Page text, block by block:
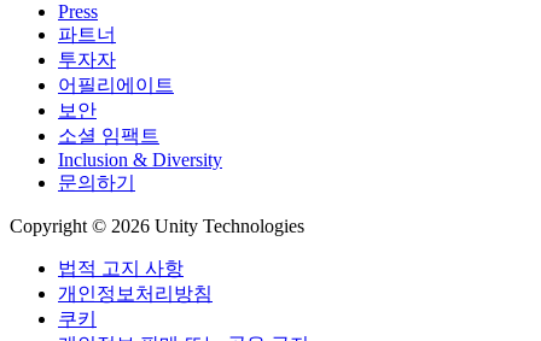
Press
파트너
투자자
어필리에이트
보안
소셜 임팩트
Inclusion & Diversity
문의하기
Copyright © 2026 Unity Technologies
법적 고지 사항
개인정보처리방침
쿠키